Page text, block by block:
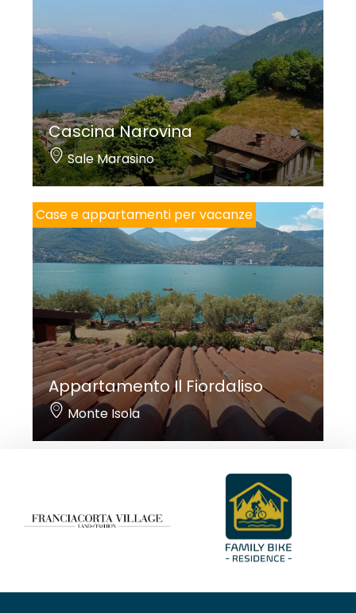
Cascina Narovina
Sale Marasino
Case e appartamenti per vacanze
Appartamento Il Fiordaliso
Monte Isola